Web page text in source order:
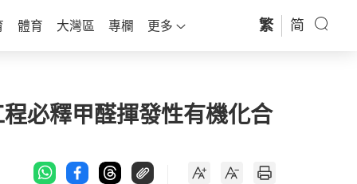
體育 大灣區 專欄 更多 繁 简
必釋甲醛揮發性有機化合